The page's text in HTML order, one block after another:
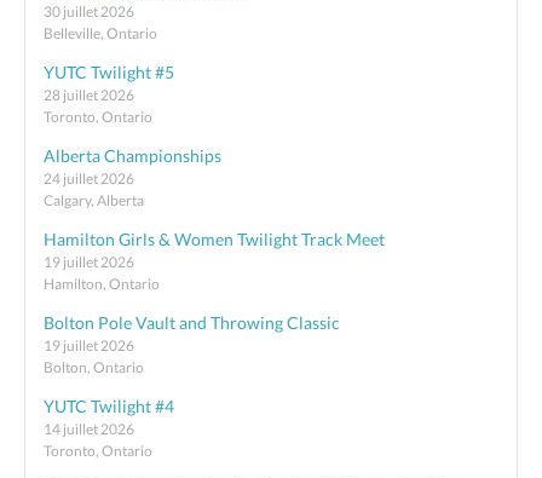
30 juillet 2026
Belleville, Ontario
YUTC Twilight #5
28 juillet 2026
Toronto, Ontario
Alberta Championships
24 juillet 2026
Calgary, Alberta
Hamilton Girls & Women Twilight Track Meet
19 juillet 2026
Hamilton, Ontario
Bolton Pole Vault and Throwing Classic
19 juillet 2026
Bolton, Ontario
YUTC Twilight #4
14 juillet 2026
Toronto, Ontario